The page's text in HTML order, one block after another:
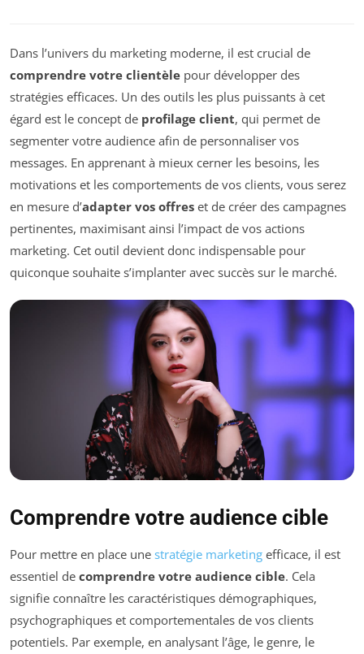
Dans l’univers du marketing moderne, il est crucial de
comprendre votre clientèle pour développer des
stratégies efficaces. Un des outils les plus puissants à cet
égard est le concept de profilage client, qui permet de
segmenter votre audience afin de personnaliser vos
messages. En apprenant à mieux cerner les besoins, les
motivations et les comportements de vos clients, vous serez
en mesure d’adapter vos offres et de créer des campagnes
pertinentes, maximisant ainsi l’impact de vos actions
marketing. Cet outil devient donc indispensable pour
quiconque souhaite s’implanter avec succès sur le marché.
Comprendre votre audience cible
Pour mettre en place une stratégie marketing efficace, il est
essentiel de comprendre votre audience cible. Cela
signifie connaître les caractéristiques démographiques,
psychographiques et comportementales de vos clients
potentiels. Par exemple, en analysant l’âge, le genre, le